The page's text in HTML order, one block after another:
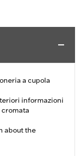
a cupola
informazioni
about the